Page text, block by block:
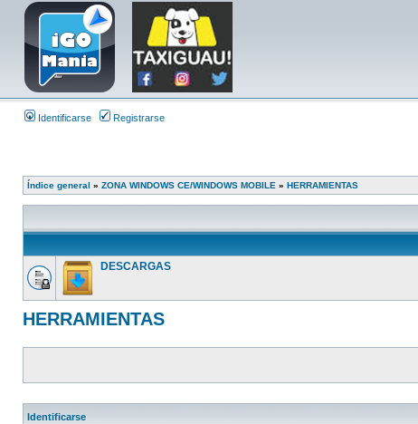
Identificarse Registrarse
Índice general » ZONA WINDOWS CE/WINDOWS MOBILE » HERRAMIENTAS
DESCARGAS
HERRAMIENTAS
Identificarse